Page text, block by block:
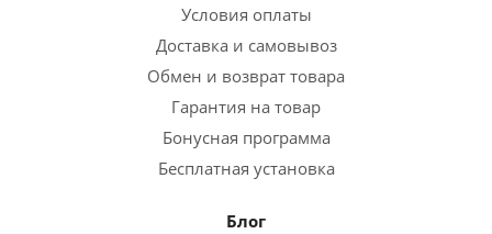
Условия оплаты
Доставка и самовывоз
Обмен и возврат товара
Гарантия на товар
Бонусная программа
Бесплатная установка
Блог